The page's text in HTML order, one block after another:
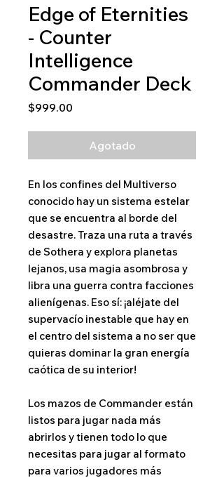
Edge of Eternities
- Counter
Intelligence
Commander Deck
$999.00
Agotado
En los confines del Multiverso
conocido hay un sistema estelar
que se encuentra al borde del
desastre. Traza una ruta a través
de Sothera y explora planetas
lejanos, usa magia asombrosa y
libra una guerra contra facciones
alienígenas. Eso sí: ¡aléjate del
supervacío inestable que hay en
el centro del sistema a no ser que
quieras dominar la gran energía
caótica de su interior!
Los mazos de Commander están
listos para jugar nada más
abrirlos y tienen todo lo que
necesitas para jugar al formato
para varios jugadores más